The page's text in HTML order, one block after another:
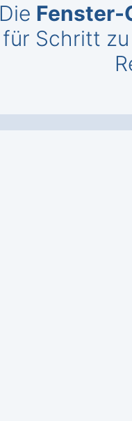
Die Fenster-
für Schritt